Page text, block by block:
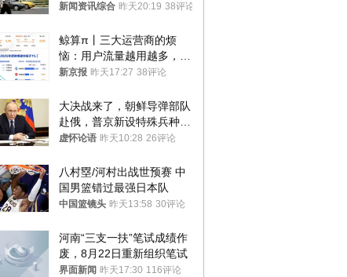
新闻资讯综合 昨天20:19 38评论
鲸算π丨三大运营商的烦
恼：用户流量越用越多，收
入却越来越少
新京报 昨天17:27 38评论
大决战来了，朝鲜导弹部队
赴俄，普京新设特殊兵种，
76岁老将扛旗
虚怀论语 昨天10:28 26评论
八村塁/河村出战世预赛 中
国男篮错过最强日本队
中国篮镜头 昨天13:58 30评论
河南“三支一扶”笔试成绩作
废，8月22日重新组织笔试
界面新闻 昨天17:30 116评论